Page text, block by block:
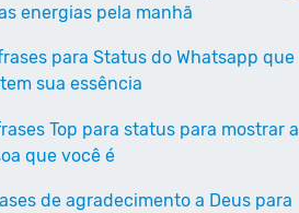
energias pela manhã
para Status do Whatsapp que
sua essência
Top para status para mostrar a
que você é
de agradecimento a Deus para